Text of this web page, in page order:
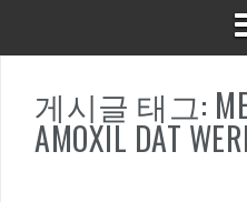
게시글 태그:
AMOXIL DAT